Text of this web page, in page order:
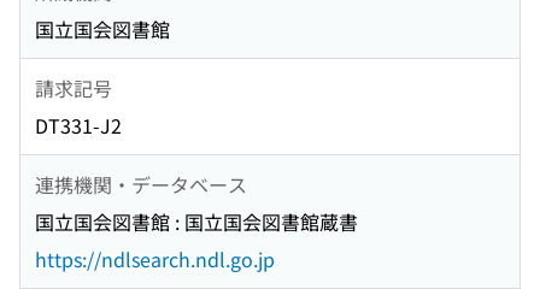
国立国会図書館
請求記号
DT331-J2
連携機関・データベース
国立国会図書館 : 国立国会図書館蔵書
https://ndlsearch.ndl.go.jp